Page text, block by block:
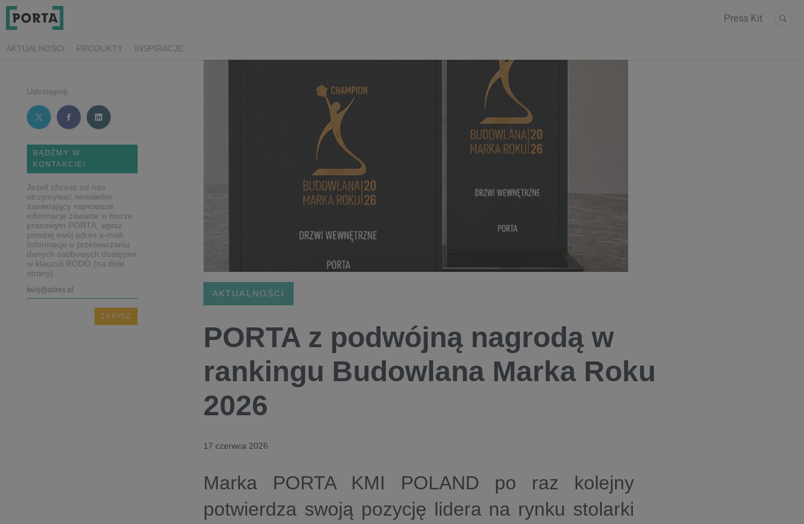
Press Kit
AKTUALNOŚCI PRODUKTY INSPIRACJE
Udostępnij
BĄDŹMY W
KONTAKCIE!
Jeżeli chcesz od nas
otrzymywać newsletter
zawierający najnowsze
informacje zawarte w biurze
prasowym PORTA, wpisz
poniżej swój adres e-mail.
Informacje o przetwarzaniu
danych osobowych dostępne
w klauzuli RODO (na dole
strony).
AKTUALNOŚCI
PORTA z podwójną nagrodą w
rankingu Budowlana Marka Roku
2026
17 czerwca 2026
Marka PORTA KMI POLAND po raz kolejny
potwierdza swoją pozycję lidera na rynku stolarki